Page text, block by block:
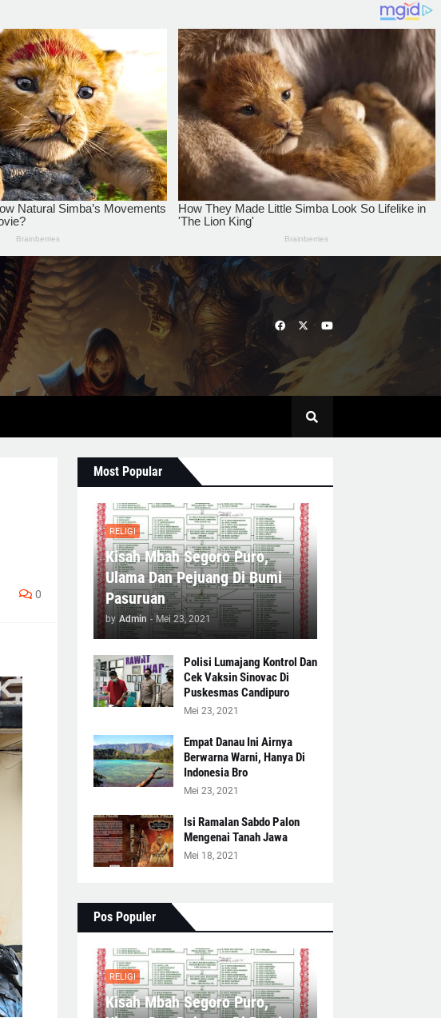
0
Most Popular
RELIGI
Kisah Mbah Segoro Puro,
Ulama Dan Pejuang Di Bumi
Pasuruan
by Admin - Mei 23, 2021
Polisi Lumajang Kontrol Dan
Cek Vaksin Sinovac Di
Puskesmas Candipuro
Mei 23, 2021
Empat Danau Ini Airnya
Berwarna Warni, Hanya Di
Indonesia Bro
Mei 23, 2021
Isi Ramalan Sabdo Palon
Mengenai Tanah Jawa
Mei 18, 2021
Pos Populer
RELIGI
Kisah Mbah Segoro Puro,